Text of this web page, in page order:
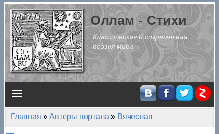
Перейти к основному содержанию
Оллам - Стихи
Классическая и современная
поэзия мира
Главное меню
Вы здесь
Главная » Авторы портала » Вячеслав